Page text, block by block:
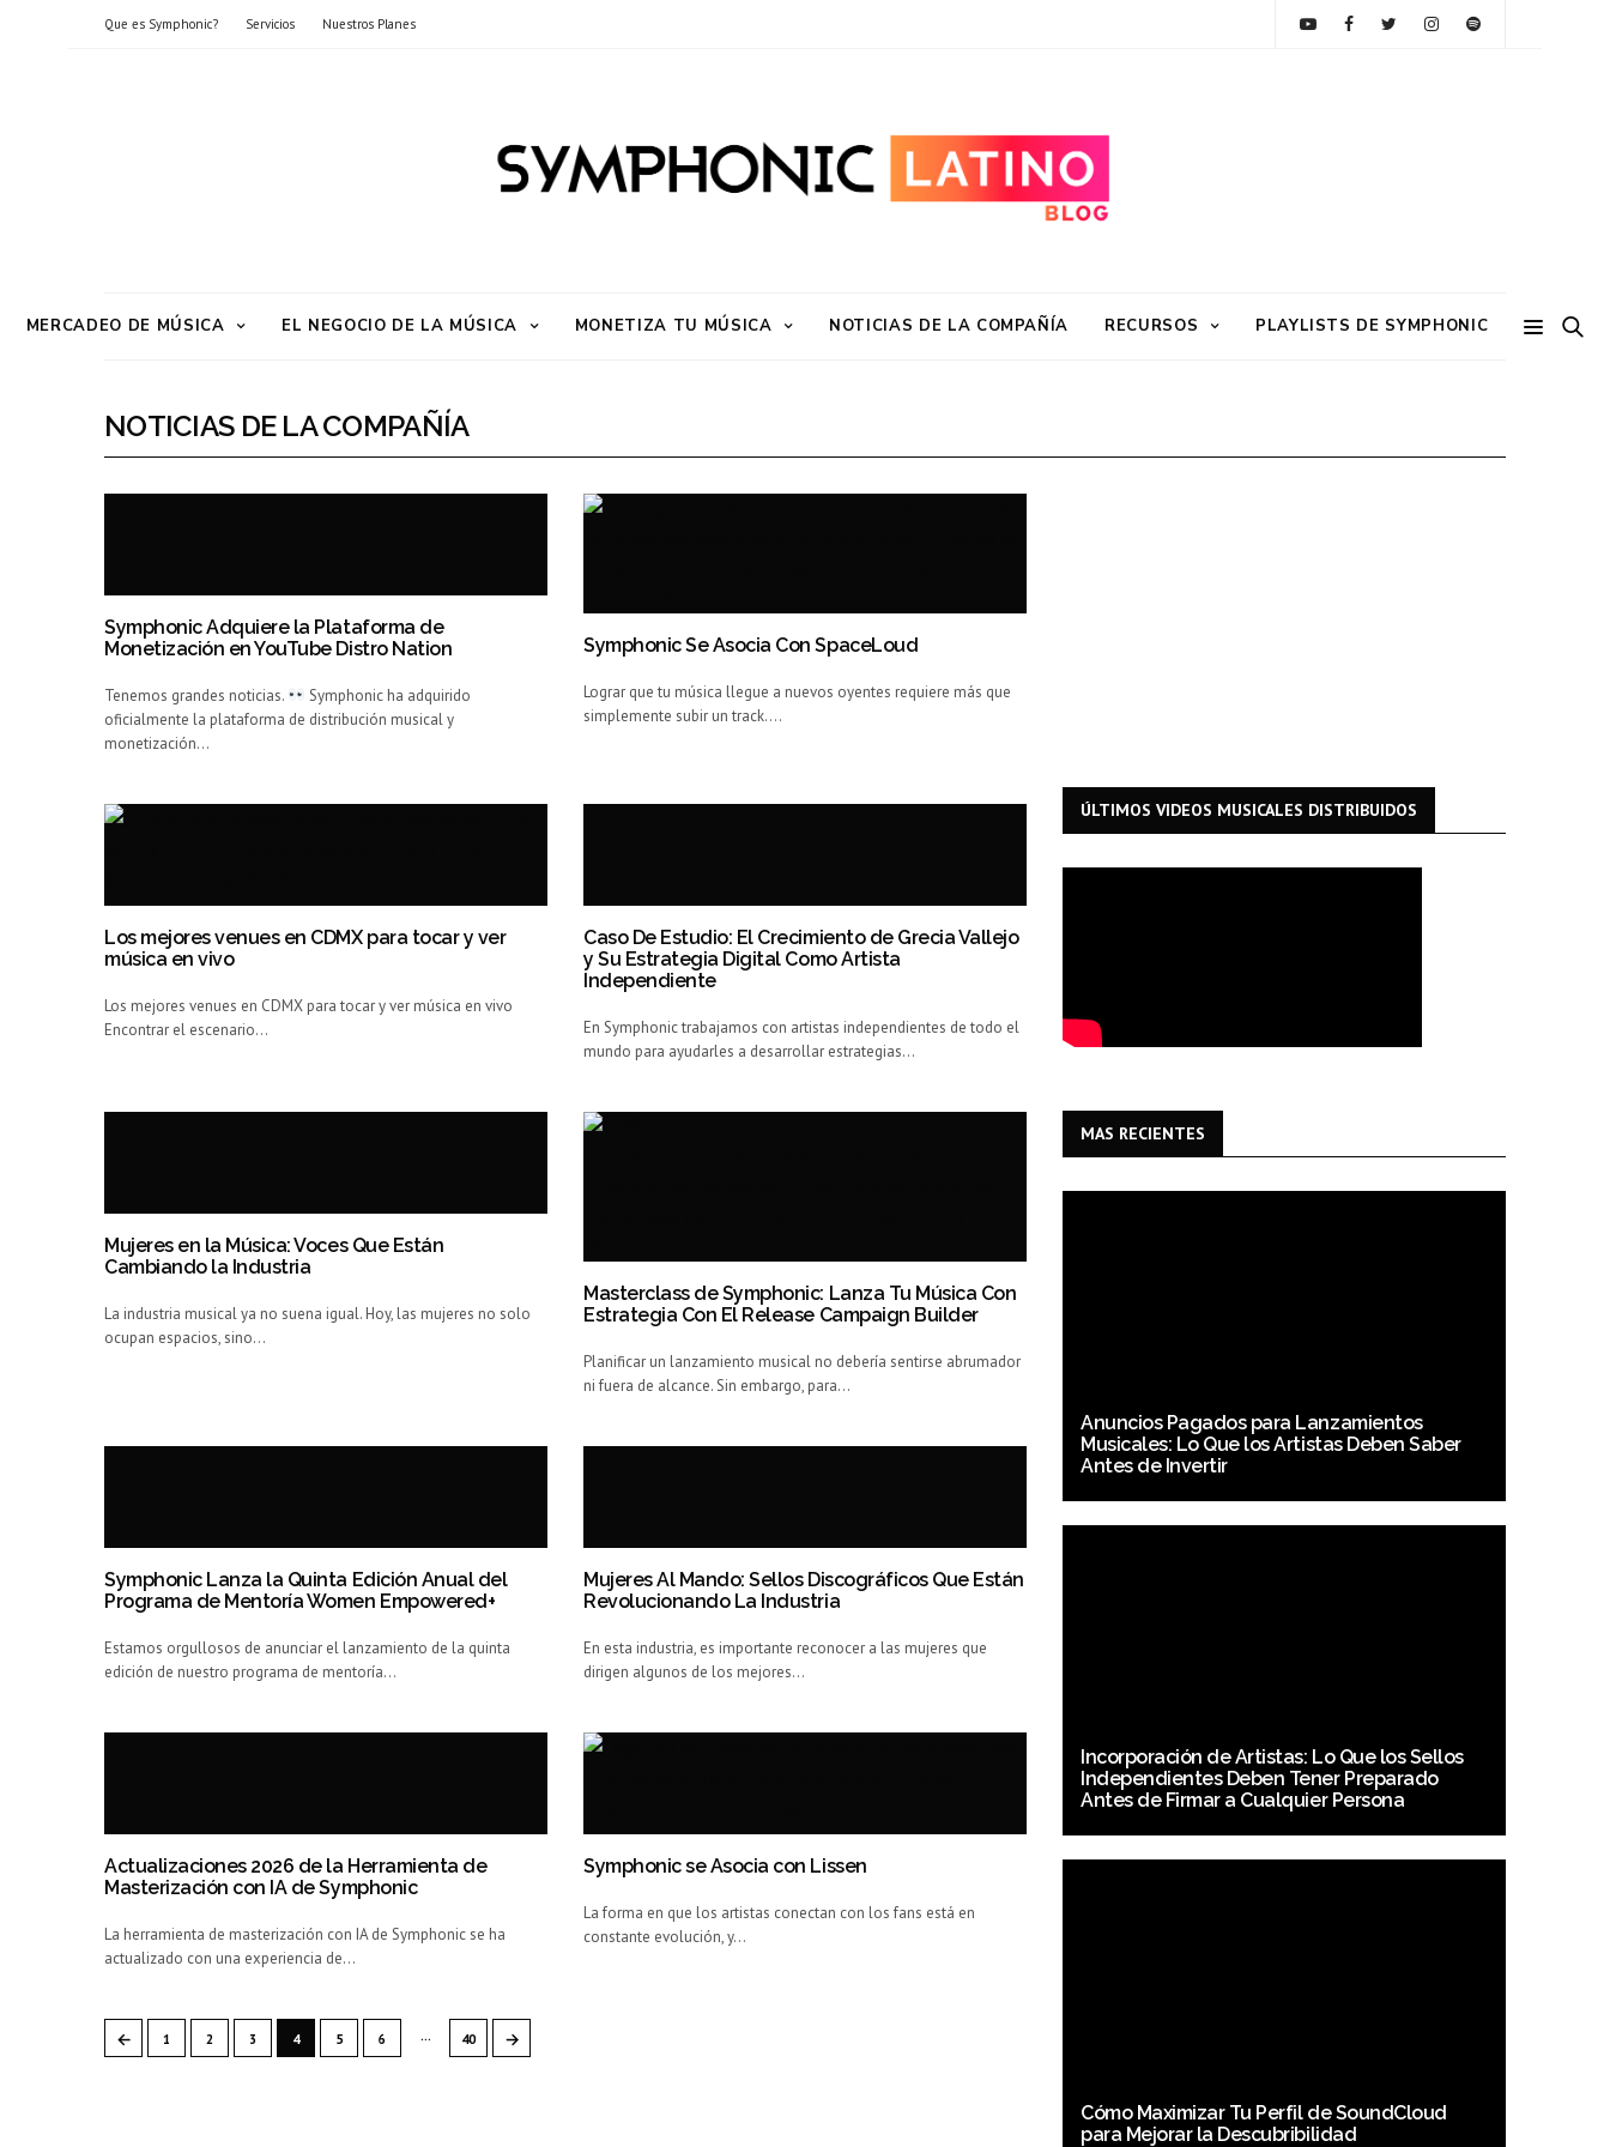
Que es Symphonic? Servicios Nuestros Planes
MERCADEO DE MÚSICA EL NEGOCIO DE LA MÚSICA MONETIZA TU MÚSICA NOTICIAS DE LA COMPAÑÍA RECURSOS PLAYLISTS DE SYMPHONIC
NOTICIAS DE LA COMPAÑÍA
Symphonic Adquiere la Plataforma de
Monetización en YouTube Distro Nation
Tenemos grandes noticias.
Symphonic ha adquirido
oficialmente la plataforma de distribución musical y
monetización…
Symphonic Se Asocia Con SpaceLoud
Lograr que tu música llegue a nuevos oyentes requiere más que
simplemente subir un track.…
Los mejores venues en CDMX para tocar y ver
música en vivo
Los mejores venues en CDMX para tocar y ver música en vivo
Encontrar el escenario…
Caso De Estudio: El Crecimiento de Grecia Vallejo
y Su Estrategia Digital Como Artista
Independiente
En Symphonic trabajamos con artistas independientes de todo el
mundo para ayudarles a desarrollar estrategias…
Mujeres en la Música: Voces Que Están
Cambiando la Industria
La industria musical ya no suena igual. Hoy, las mujeres no solo
ocupan espacios, sino…
Masterclass de Symphonic: Lanza Tu Música Con
Estrategia Con El Release Campaign Builder
Planificar un lanzamiento musical no debería sentirse abrumador
ni fuera de alcance. Sin embargo, para…
Symphonic Lanza la Quinta Edición Anual del
Programa de Mentoría Women Empowered+
Estamos orgullosos de anunciar el lanzamiento de la quinta
edición de nuestro programa de mentoría…
Mujeres Al Mando: Sellos Discográficos Que Están
Revolucionando La Industria
En esta industria, es importante reconocer a las mujeres que
dirigen algunos de los mejores…
Actualizaciones 2026 de la Herramienta de
Masterización con IA de Symphonic
La herramienta de masterización con IA de Symphonic se ha
actualizado con una experiencia de…
Symphonic se Asocia con Lissen
La forma en que los artistas conectan con los fans está en
constante evolución, y…
← 1 2 3 4 5 6 … 40 →
ÚLTIMOS VIDEOS MUSICALES DISTRIBUIDOS
MAS RECIENTES
Anuncios Pagados para Lanzamientos
Musicales: Lo Que los Artistas Deben Saber
Antes de Invertir
Incorporación de Artistas: Lo Que los Sellos
Independientes Deben Tener Preparado
Antes de Firmar a Cualquier Persona
Cómo Maximizar Tu Perfil de SoundCloud
para Mejorar la Descubribilidad